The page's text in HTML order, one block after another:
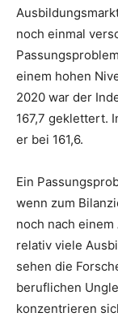
noch einmal
einem hohen
2020 war der
167,7 geklettert.
er bei 161,6.
Ein
wenn zum
noch nach
relativ viele
sehen die
beruflichen
konzentrieren